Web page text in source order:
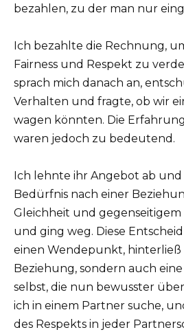
bezahlen, zu der man nur
Ich bezahlte die Rechnung,
Fairness und Respekt zu
sprach mich danach an,
Verhalten und fragte, ob wir
wagen könnten. Die
waren jedoch zu bedeutend.
Ich lehnte ihr Angebot ab
Bedürfnis nach einer
Gleichheit und gegenseitigem
und ging weg. Diese
einen Wendepunkt,
Beziehung, sondern auch
selbst, die nun bewusster
ich in einem Partner suche,
des Respekts in jeder